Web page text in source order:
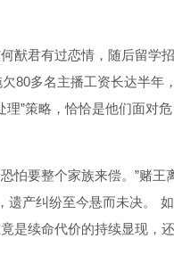
猷君有过恋情，随后留学招
80多名主播工资长达半年，
”策略，恰恰是他们面对危
怕要整个家族来偿。”赌王
产纠纷至今悬而未决。
如
是续命代价的持续显现，还